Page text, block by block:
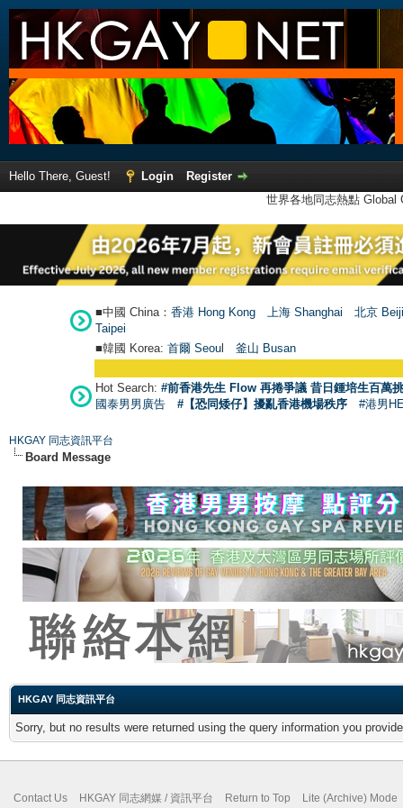
Hello There, Guest! Login
Register
世界各地同志熱點
■中國 China： 香港 Hong Kong 上海 Shanghai
北京
Taipei
■韓國 Korea: 首爾 Seoul 釜山 Busan
Hot Search: #前香港先生 Flow 再捲爭議 昔日鍾培生百萬
國泰男男廣告
#【恐同矮仔】擾亂香港機場秩序 #港男
HKGAY 同志資訊平台
Board Message
HKGAY 同志資訊平台
Sorry, but no results were returned using the query information you
Contact Us HKGAY 同志網媒 / 資訊平台 Return to Top Lite (Archive) Mode